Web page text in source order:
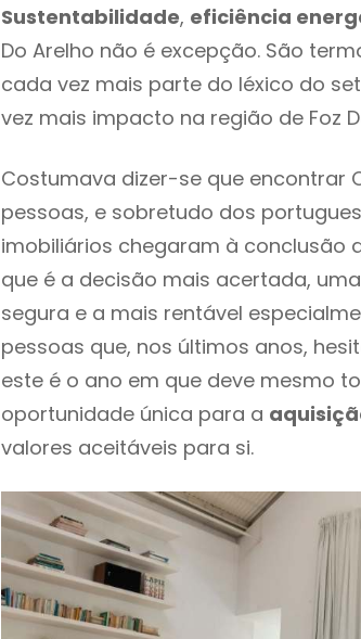
Sustentabilidade, eficiência
Do Arelho não é excepção. São
cada vez mais parte do léxico do
vez mais impacto na região de Foz
Costumava dizer-se que encontrar
pessoas, e sobretudo dos
imobiliários chegaram à conclusão
que é a decisão mais acertada,
segura e a mais rentável
pessoas que, nos últimos anos,
este é o ano em que deve mesmo
oportunidade única para a
valores aceitáveis para si.